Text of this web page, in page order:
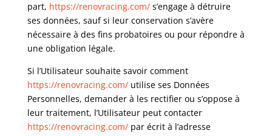
part, https://renovracing.com/s’engage à détruire
ses données, sauf si leur conservation s’avère
nécessaire à des fins probatoires ou pour répondre à
une obligation légale.
Si l’Utilisateur souhaite savoir comment
https://renovracing.com/utilise ses Données
Personnelles, demander à les rectifier ou s’oppose à
leur traitement, l’Utilisateur peut contacter
https://renovracing.com/par écrit à l’adresse